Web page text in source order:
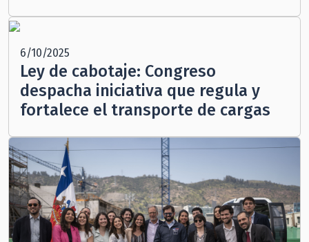
6/10/2025
Ley de cabotaje: Congreso
despacha iniciativa que regula y
fortalece el transporte de cargas